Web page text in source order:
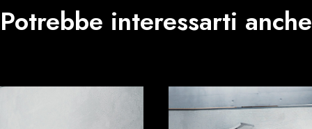
Potrebbe interessarti anche